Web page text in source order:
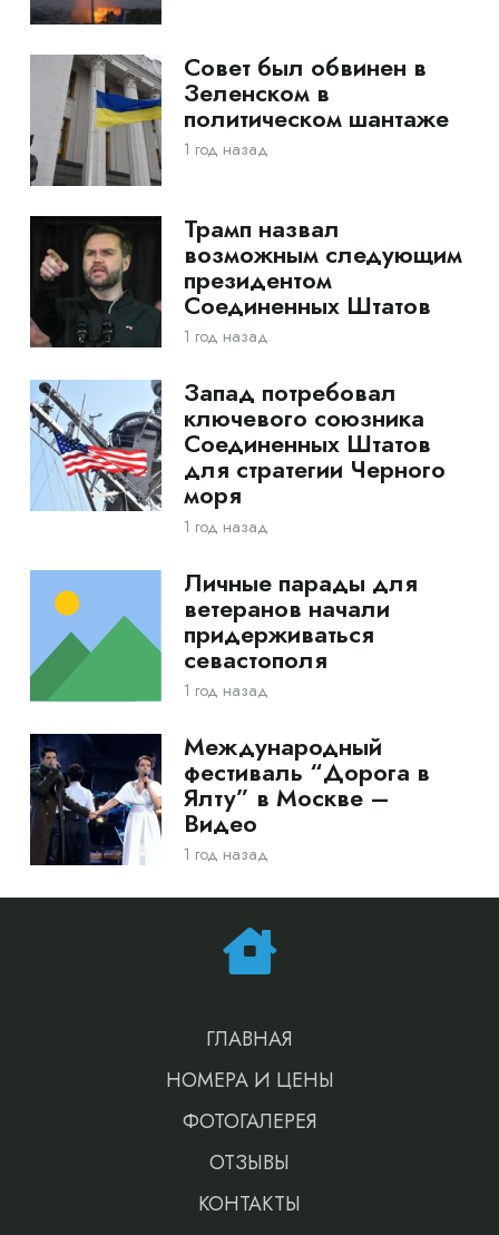
Совет был обвинен в
Зеленском в
политическом шантаже
1 год назад
Трамп назвал
возможным следующим
президентом
Соединенных Штатов
1 год назад
Запад потребовал
ключевого союзника
Соединенных Штатов
для стратегии Черного
моря
1 год назад
Личные парады для
ветеранов начали
придерживаться
севастополя
1 год назад
Международный
фестиваль “Дорога в
Ялту” в Москве –
Видео
1 год назад
ГЛАВНАЯ
НОМЕРА И ЦЕНЫ
ФОТОГАЛЕРЕЯ
ОТЗЫВЫ
КОНТАКТЫ